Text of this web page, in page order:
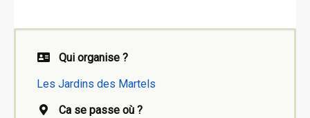
Qui organise ?
Les Jardins des Martels
Ca se passe où ?